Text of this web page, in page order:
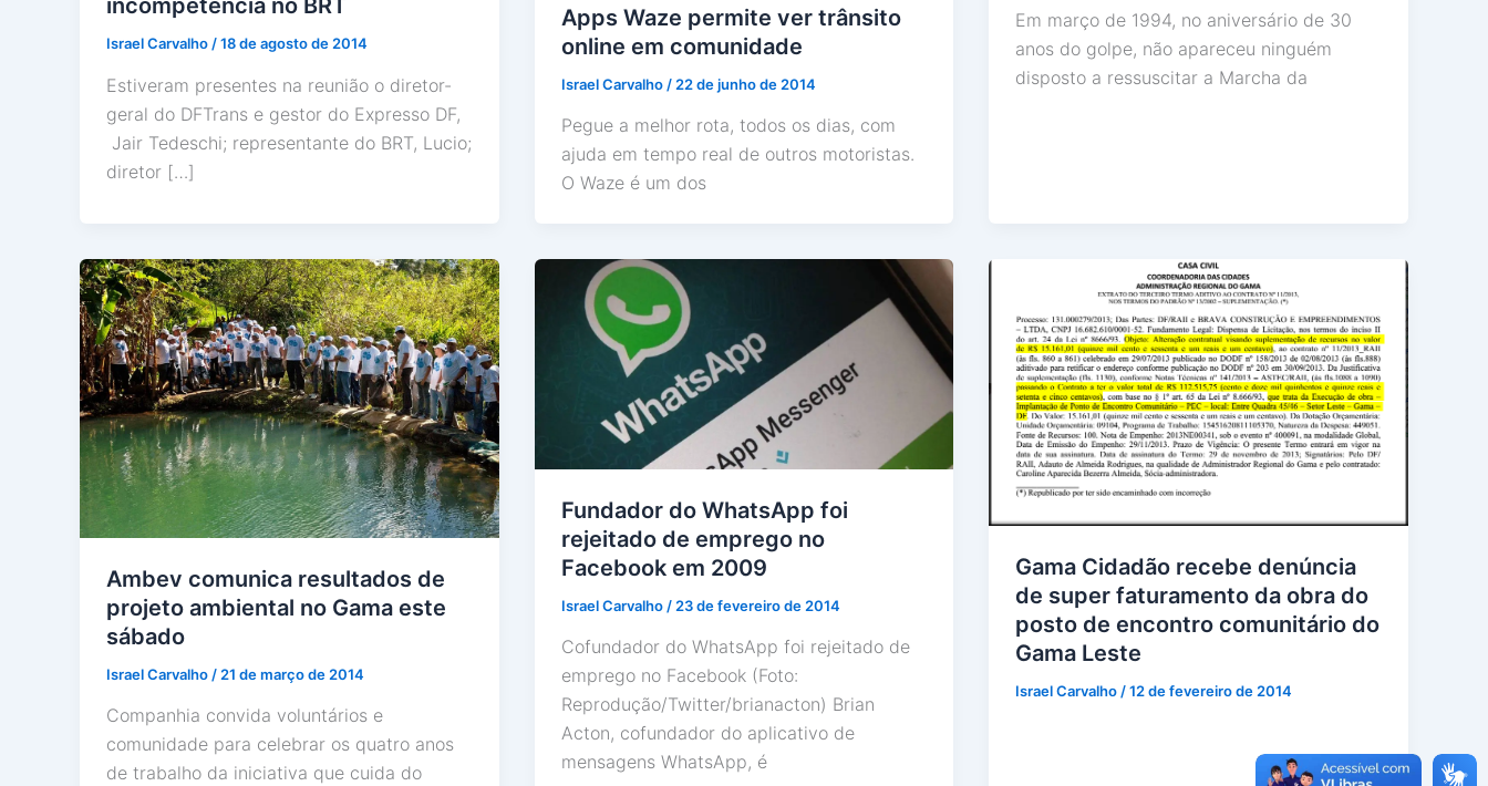
incompetência no BRT
Israel Carvalho /18 de agosto de 2014
Estiveram presentes na reunião o diretor-
geral do DFTrans e gestor do Expresso DF,
Jair Tedeschi; representante do BRT, Lucio;
diretor […]
Apps Waze permite ver trânsito
online em comunidade
Israel Carvalho / 22 de junho de 2014
Pegue a melhor rota, todos os dias, com
ajuda em tempo real de outros motoristas.
O Waze é um dos
Em março de 1994, no aniversário de 30
anos do golpe, não apareceu ninguém
disposto a ressuscitar a Marcha da
Ambev comunica resultados de
projeto ambiental no Gama este
sábado
Israel Carvalho / 21 de março de 2014
Companhia convida voluntários e
comunidade para celebrar os quatro anos
de trabalho da iniciativa que cuida do
Fundador do WhatsApp foi
rejeitado de emprego no
Facebook em 2009
Israel Carvalho / 23 de fevereiro de 2014
Cofundador do WhatsApp foi rejeitado de
emprego no Facebook (Foto:
Reprodução/Twitter/brianacton) Brian
Acton, cofundador do aplicativo de
mensagens WhatsApp, é
Gama Cidadão recebe denúncia
de super faturamento da obra do
posto de encontro comunitário do
Gama Leste
Israel Carvalho /12 de fevereiro de 2014